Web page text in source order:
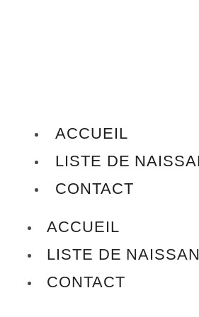
ACCUEIL
LISTE DE
CONTACT
ACCUEIL
LISTE DE
CONTACT